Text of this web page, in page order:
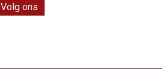
Volg ons